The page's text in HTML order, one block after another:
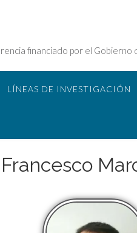
financiado por el Gobierno
LÍNEAS DE INVESTIGACIÓN
Francesco